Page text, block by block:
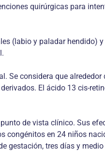
quirúrgicas para
(labio y paladar hendido)
Se considera que alrededor
El ácido 13 cis-
de vista clínico. Sus
congénitos en 24 niños
gestación, tres días y